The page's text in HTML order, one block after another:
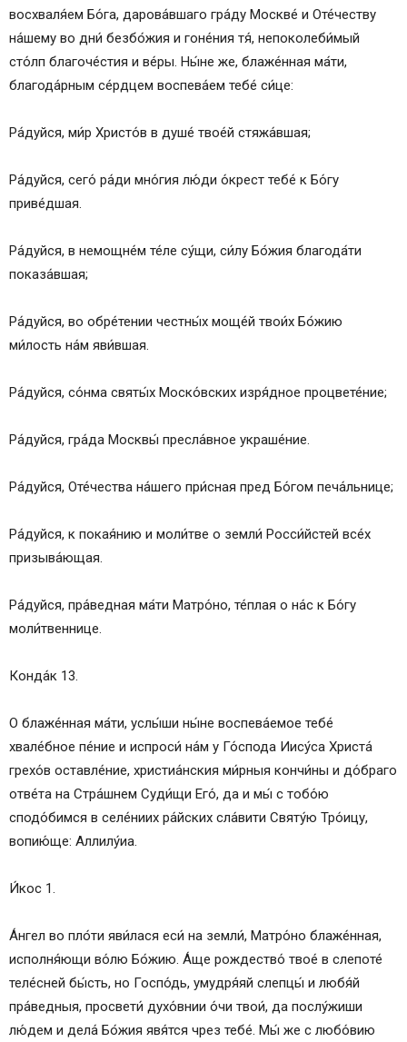
восхваля́ем Бо́га, дарова́вшаго гра́ду Москве́ и Оте́честву
на́шему во дни́ безбо́жия и гоне́ния тя́, непоколеби́мый
сто́лп благоче́стия и ве́ры. Ны́не же, блаже́нная ма́ти,
благода́рным се́рдцем воспева́ем тебе́ си́це:
Ра́дуйся, ми́р Христо́в в душе́ твое́й стяжа́вшая;
Ра́дуйся, сего́ ра́ди мно́гия лю́ди о́крест тебе́ к Бо́гу
приве́дшая.
Ра́дуйся, в немощне́м те́ле су́щи, си́лу Бо́жия благода́ти
показа́вшая;
Ра́дуйся, во обре́тении честны́х моще́й твои́х Бо́жию
ми́лость на́м яви́вшая.
Ра́дуйся, со́нма святы́х Моско́вских изря́дное процвете́ние;
Ра́дуйся, гра́да Москвы́ пресла́вное украше́ние.
Ра́дуйся, Оте́чества на́шего при́сная пред Бо́гом печа́льнице;
Ра́дуйся, к покая́нию и моли́тве о земли́ Росси́йстей все́х
призыва́ющая.
Ра́дуйся, пра́ведная ма́ти Матро́но, те́плая о на́с к Бо́гу
моли́твеннице.
Конда́к 13.
О блаже́нная ма́ти, услы́ши ны́не воспева́емое тебе́
хвале́бное пе́ние и испроси́ на́м у Го́спода Иису́са Христа́
грехо́в оставле́ние, христиа́нския ми́рныя кончи́ны и до́браго
отве́та на Стра́шнем Суди́щи Его́, да и мы́ с тобо́ю
сподо́бимся в селе́ниих ра́йских сла́вити Святу́ю Тро́ицу,
вопию́ще: Аллилу́иа.
И́кос 1.
А́нгел во пло́ти яви́лася еси́ на земли́, Матро́но блаже́нная,
исполня́ющи во́лю Бо́жию. А́ще рождество́ твое́ в слепоте́
теле́сней бы́сть, но Госпо́дь, умудря́яй слепцы́ и любя́й
пра́ведныя, просвети́ духо́внии о́чи твои́, да послу́жиши
лю́дем и дела́ Бо́жия явя́тся чрез тебе́. Мы́ же с любо́вию